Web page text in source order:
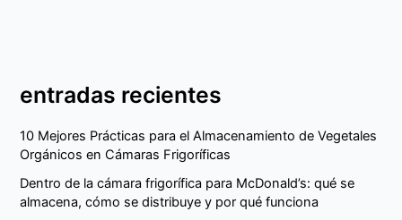
entradas recientes
10 Mejores Prácticas para el Almacenamiento de Vegetales
Orgánicos en Cámaras Frigoríficas
Dentro de la cámara frigorífica para McDonald’s: qué se
almacena, cómo se distribuye y por qué funciona